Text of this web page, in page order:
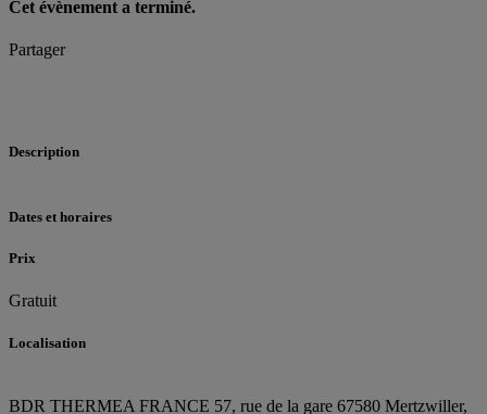
Cet évènement a terminé.
Partager
Description
Dates et horaires
Prix
Gratuit
Localisation
BDR THERMEA FRANCE 57, rue de la gare 67580 Mertzwiller,